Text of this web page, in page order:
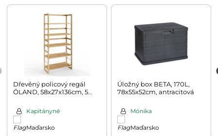
Dřevěný policový regál
ÖLAND, 58x27x136cm, 5
Kapitányné
Maďarsko
Úložný box BETA, 170L,
78x55x52cm, antracitová
Mónika
Maďarsko